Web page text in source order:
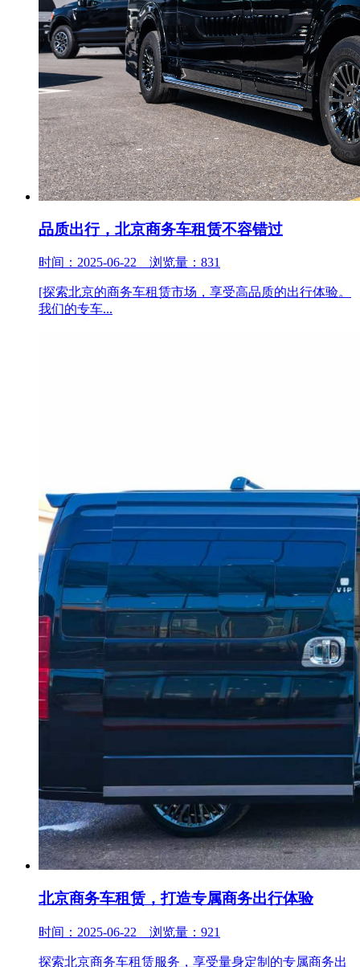
品质出行，北京商务车租赁不容错过
时间：2025-06-22 浏览量：831
[探索北京的商务车租赁市场，享受高品质的出行体验。
我们的专车...
北京商务车租赁，打造专属商务出行体验
时间：2025-06-22 浏览量：921
探索北京商务车租赁服务，享受量身定制的专属商务出